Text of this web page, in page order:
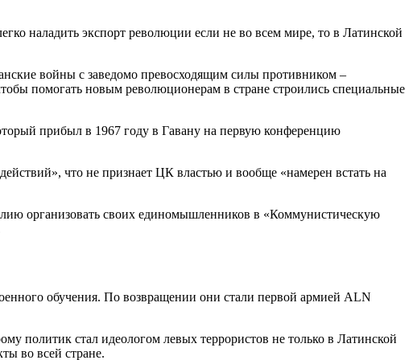
наладить экспорт революции если не во всем мире, то в Латинской
войны с заведомо превосходящим силы противником –
помогать новым революционерам в стране строились специальные
прибыл в 1967 году в Гавану на первую конференцию
что не признает ЦК властью и вообще «намерен встать на
организовать своих единомышленников в «Коммунистическую
обучения. По возвращении они стали первой армией ALN
политик стал идеологом левых террористов не только в Латинской
во всей стране.